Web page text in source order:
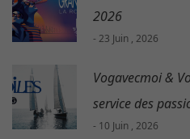
2026
- 23 Juin , 2026
Vogavecmoi &
service des
- 10 Juin , 2026